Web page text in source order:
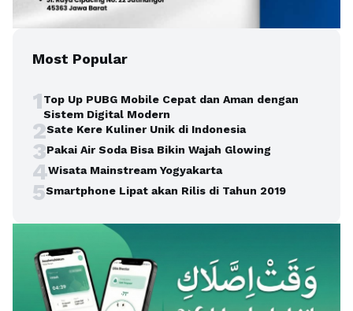
Most Popular
1Top Up PUBG Mobile Cepat dan Aman dengan
Sistem Digital Modern
2Sate Kere Kuliner Unik di Indonesia
3Pakai Air Soda Bisa Bikin Wajah Glowing
4Wisata Mainstream Yogyakarta
5Smartphone Lipat akan Rilis di Tahun 2019